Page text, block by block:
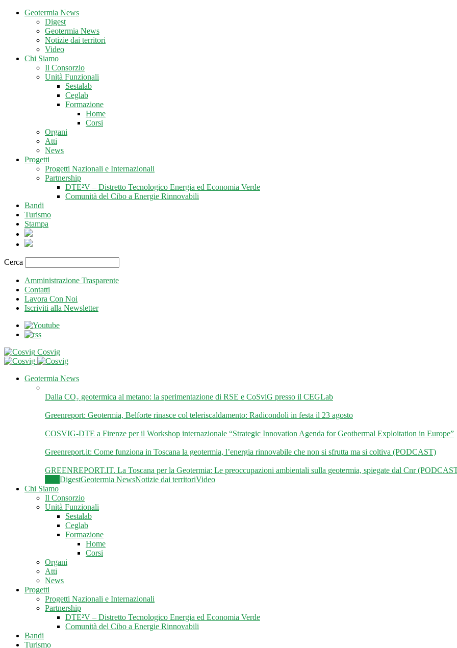
Geotermia News
Digest
Geotermia News
Notizie dai territori
Video
Chi Siamo
Il Consorzio
Unità Funzionali
Sestalab
Ceglab
Formazione
Home
Corsi
Organi
Atti
News
Progetti
Progetti Nazionali e Internazionali
Partnership
DTE²V – Distretto Tecnologico Energia ed Economia Verde
Comunità del Cibo a Energie Rinnovabili
Bandi
Turismo
Stampa
Cerca
Amministrazione Trasparente
Contatti
Lavora Con Noi
Iscriviti alla Newsletter
Cosvig
Geotermia News
Dalla CO₂ geotermica al metano: la sperimentazione di RSE e CoSviG presso il CEGLab
Greenreport: Geotermia, Belforte rinasce col teleriscaldamento: Radicondoli in festa il 23 agosto
COSVIG-DTE a Firenze per il Workshop internazionale “Strategic Innovation Agenda for Geothermal Exploitation in Europe”
Greenreport.it: Come funziona in Toscana la geotermia, l’energia rinnovabile che non si sfrutta ma si coltiva (PODCAST)
GREENREPORT.IT. La Toscana per la Geotermia: Le preoccupazioni ambientali sulla geotermia, spiegate dal Cnr
DigestGeotermia NewsNotizie dai territoriVideo
Chi Siamo
Il Consorzio
Unità Funzionali
Sestalab
Ceglab
Formazione
Home
Corsi
Organi
Atti
News
Progetti
Progetti Nazionali e Internazionali
Partnership
DTE²V – Distretto Tecnologico Energia ed Economia Verde
Comunità del Cibo a Energie Rinnovabili
Bandi
Turismo